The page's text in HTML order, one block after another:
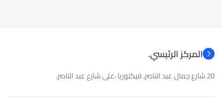
المركز الرئيسي.
20 شارع جمال عبد الناصر، فيكتوريا ،على شارع عبد الناصر.